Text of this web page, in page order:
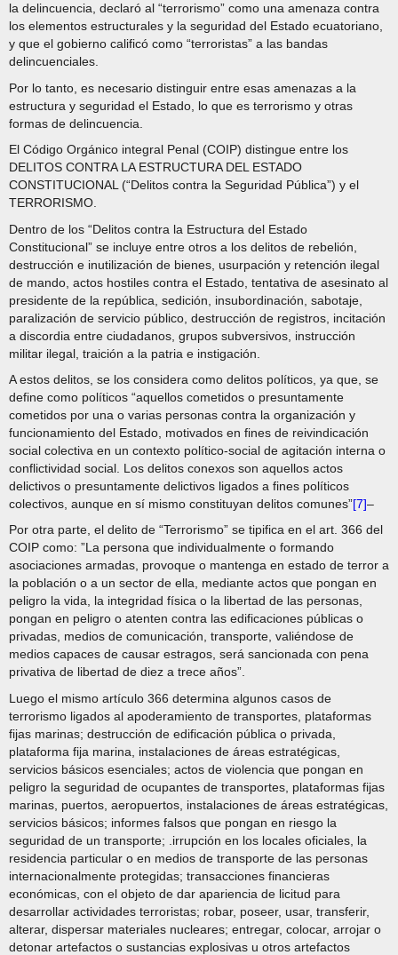
la delincuencia, declaró al “terrorismo” como una amenaza contra
los elementos estructurales y la seguridad del Estado ecuatoriano,
y que el gobierno calificó como “terroristas” a las bandas
delincuenciales.
Por lo tanto, es necesario distinguir entre esas amenazas a la
estructura y seguridad el Estado, lo que es terrorismo y otras
formas de delincuencia.
El Código Orgánico integral Penal (COIP) distingue entre los
DELITOS CONTRA LA ESTRUCTURA DEL ESTADO
CONSTITUCIONAL (“Delitos contra la Seguridad Pública”) y el
TERRORISMO.
Dentro de los “Delitos contra la Estructura del Estado
Constitucional” se incluye entre otros a los delitos de rebelión,
destrucción e inutilización de bienes, usurpación y retención ilegal
de mando, actos hostiles contra el Estado, tentativa de asesinato al
presidente de la república, sedición, insubordinación, sabotaje,
paralización de servicio público, destrucción de registros, incitación
a discordia entre ciudadanos, grupos subversivos, instrucción
militar ilegal, traición a la patria e instigación.
A estos delitos, se los considera como delitos políticos, ya que, se
define como políticos “aquellos cometidos o presuntamente
cometidos por una o varias personas contra la organización y
funcionamiento del Estado, motivados en fines de reivindicación
social colectiva en un contexto político-social de agitación interna o
conflictividad social. Los delitos conexos son aquellos actos
delictivos o presuntamente delictivos ligados a fines políticos
colectivos, aunque en sí mismo constituyan delitos comunes”[7]–
Por otra parte, el delito de “Terrorismo” se tipifica en el art. 366 del
COIP como: ”La persona que individualmente o formando
asociaciones armadas, provoque o mantenga en estado de terror a
la población o a un sector de ella, mediante actos que pongan en
peligro la vida, la integridad física o la libertad de las personas,
pongan en peligro o atenten contra las edificaciones públicas o
privadas, medios de comunicación, transporte, valiéndose de
medios capaces de causar estragos, será sancionada con pena
privativa de libertad de diez a trece años”.
Luego el mismo artículo 366 determina algunos casos de
terrorismo ligados al apoderamiento de transportes, plataformas
fijas marinas; destrucción de edificación pública o privada,
plataforma fija marina, instalaciones de áreas estratégicas,
servicios básicos esenciales; actos de violencia que pongan en
peligro la seguridad de ocupantes de transportes, plataformas fijas
marinas, puertos, aeropuertos, instalaciones de áreas estratégicas,
servicios básicos; informes falsos que pongan en riesgo la
seguridad de un transporte; .irrupción en los locales oficiales, la
residencia particular o en medios de transporte de las personas
internacionalmente protegidas; transacciones financieras
económicas, con el objeto de dar apariencia de licitud para
desarrollar actividades terroristas; robar, poseer, usar, transferir,
alterar, dispersar materiales nucleares; entregar, colocar, arrojar o
detonar artefactos o sustancias explosivas u otros artefactos